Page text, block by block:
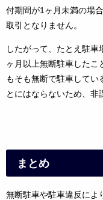
付期間が1ヶ月未満の場
取引となりません。
したがって、たとえ駐車
ヶ月以上無断駐車したこ
もそも無断で駐車してい
とにはならないため、非
まとめ
無断駐車や駐車違反によ